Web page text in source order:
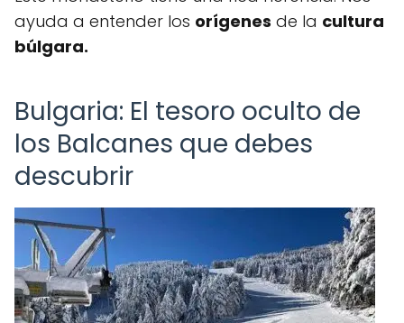
ayuda a entender los orígenes de la cultura
búlgara.
Bulgaria: El tesoro oculto de
los Balcanes que debes
descubrir